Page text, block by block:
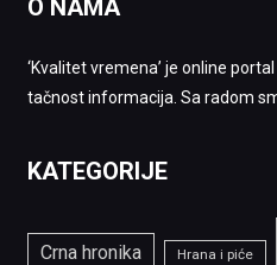
O NAMA
‘Kvalitet vremena’ je online
tačnost informacija. Sa radom
KATEGORIJE
Crna hronika Hrana i piće